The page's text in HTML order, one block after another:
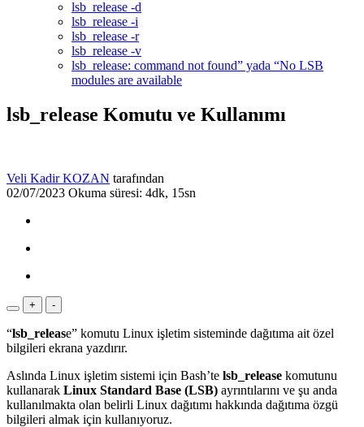
lsb_release -d
lsb_release -i
lsb_release -r
lsb_release -v
lsb_release: command not found” yada “No LSB
modules are available
lsb_release Komutu ve Kullanımı
Veli Kadir KOZAN tarafından
02/07/2023 Okuma süresi: 4dk, 15sn
+ -
“lsb_release” komutu Linux işletim sisteminde dağıtıma ait özel
bilgileri ekrana yazdırır.
Aslında Linux işletim sistemi için Bash’te lsb_release komutunu
kullanarak Linux Standard Base (LSB) ayrıntılarını ve şu anda
kullanılmakta olan belirli Linux dağıtımı hakkında dağıtıma özgü
bilgileri almak için kullanıyoruz.